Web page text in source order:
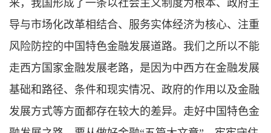
来，我国形成了一条以社会主义制度为根本、政府主
导与市场化改革相结合、服务实体经济为核心、注重
风险防控的中国特色金融发展道路。我们之所以不能
走西方国家金融发展老路，是因为中西方在金融发展
基础和路径、条件和现实情况、政府的作用以及金融
发展方式等方面都存在较大的差异。走好中国特色金